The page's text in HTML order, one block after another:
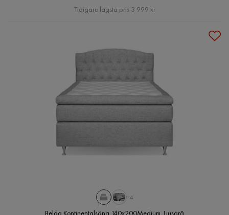
Pris
Tidigare lägsta pris 3 999 kr
+4
Belda Kontinentalsäng 140x200Medium, Ljusgrå